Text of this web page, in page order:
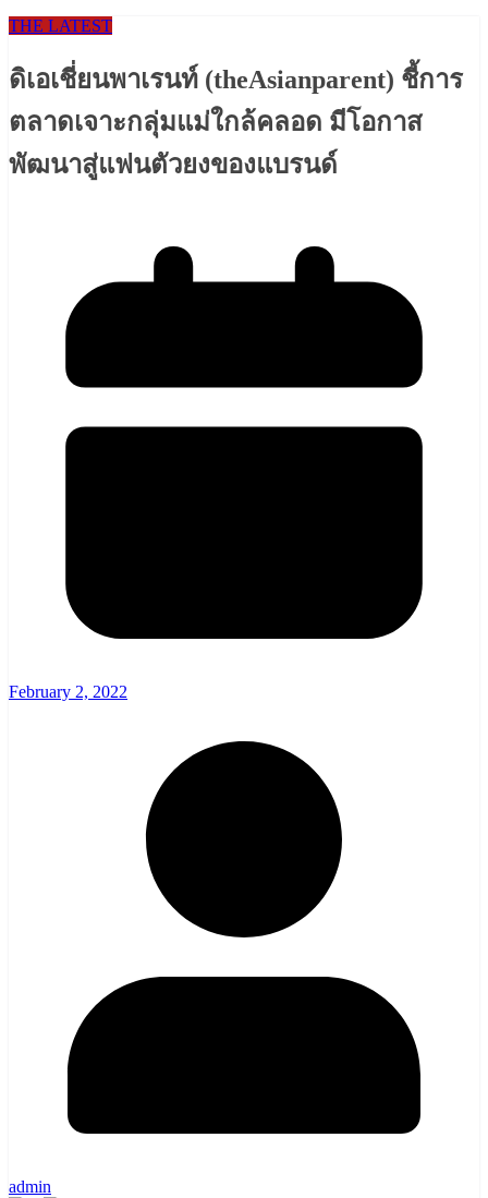
THE LATEST
ดิเอเชี่ยนพาเรนท์ (theAsianparent) ชี้การ
ตลาดเจาะกลุ่มแม่ใกล้คลอด มีโอกาส
พัฒนาสู่แฟนตัวยงของแบรนด์
February 2, 2022
admin